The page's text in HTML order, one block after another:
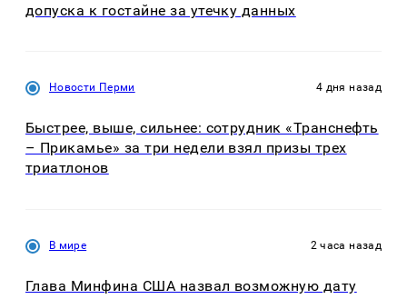
допуска к гостайне за утечку данных
Новости Перми 4 дня назад
Быстрее, выше, сильнее: сотрудник «Транснефть
– Прикамье» за три недели взял призы трех
триатлонов
В мире 2 часа назад
Глава Минфина США назвал возможную дату